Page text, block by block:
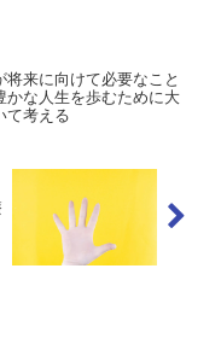
将来に向けて必要なこと
かな人生を歩むために大
て考える